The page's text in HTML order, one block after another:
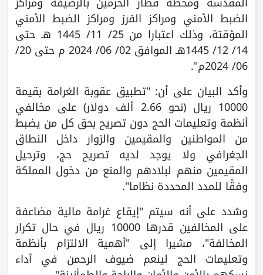
الضبط الأمني ومراكز الفرز ومراكز الضبط الأمني
المؤقتة، وذلك اعتبارا من 25/ 11/ 1445 هـ حتى
14/ 12/ 1445هـ الموافق 02/ 06/ 2024 م حتى 20/
06/ 2024م".
وأكد البيان على أن: "تطبيق عقوبة الغرامة بقيمة
10000 ريال (نحو 2.66 ألف دولار) على مخالفي
أنظمة وتعليمات الحج دون تصريح بحق كل من يضبط
من المواطنين والمقيمين والزوار داخل النطاق
الجغرافي ولا يوجد لديه تصريح حج، وترحيل
المقيمين منهم لبلادهم والمنع من دخول المملكة
وفقًا للمدد المحددة نظاما".
وشدد على أنه سيتم "إيقاع غرامة مالية مضاعفة
على المخالفين قدرها 10000 ريال في حال تكرار
المخالفة"، مشيرا إلى "أهمية الالتزام بأنظمة
وتعليمات الحج لينعم ضيوف الرحمن في آداء